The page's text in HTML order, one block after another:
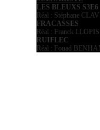
LES BLEUXS S3E6
Réal : Stéphane
FRACASSES
Réal : Franck LLOPIS
RUIFLEC
Réal : Fouad